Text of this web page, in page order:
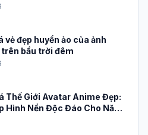
vẻ đẹp huyền ảo của ảnh
bầu trời đêm
Thế Giới Avatar Anime Đẹp:
Hình Nền Độc Đáo Cho Năm